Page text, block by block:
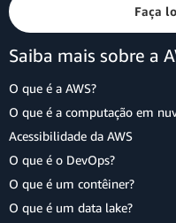
Faça
Saiba mais sobre a
O que é a AWS?
O que é a computação em
Acessibilidade da AWS
O que é o DevOps?
O que é um contêiner?
O que é um data lake?